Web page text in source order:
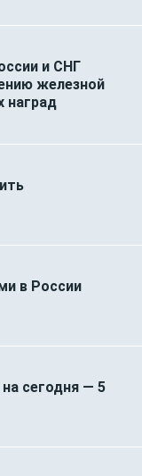
и СНГ
железной
наград
в России
сегодня — 5